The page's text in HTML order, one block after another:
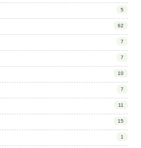
5
62
7
7
10
7
11
15
1